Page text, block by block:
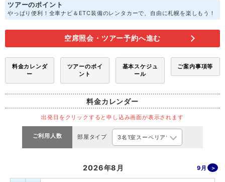
ツアーのポイント
やっぱり便利！全車ナビ＆ETC装備のレンタカーで、自由に札幌を楽しもう！
空席照会・ツアー予約へ進む
料金カレンダ
ー
ツアーのポイ
ント
基本スケジュ
ール
ご案内事項等
料金カレンダー
出発日をクリックすると申し込み画面が表示されます
ご利用人数 部屋タイプ
2026年8月 9月